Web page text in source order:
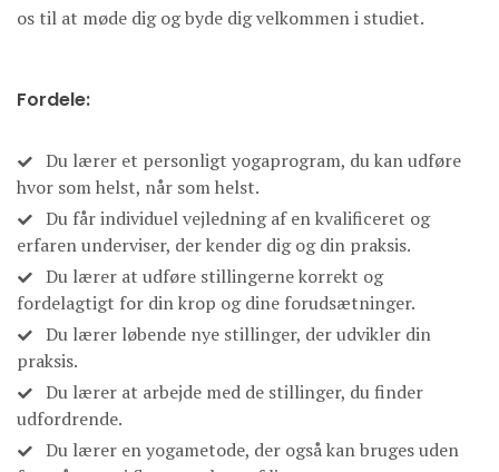
os til at møde dig og byde dig velkommen i studiet.
Fordele:
Du lærer et personligt yogaprogram, du kan udføre
hvor som helst, når som helst.
Du får individuel vejledning af en kvalificeret og
erfaren underviser, der kender dig og din praksis.
Du lærer at udføre stillingerne korrekt og
fordelagtigt for din krop og dine forudsætninger.
Du lærer løbende nye stillinger, der udvikler din
praksis.
Du lærer at arbejde med de stillinger, du finder
udfordrende.
Du lærer en yogametode, der også kan bruges uden